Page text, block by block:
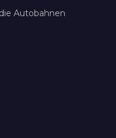
Autobahnen